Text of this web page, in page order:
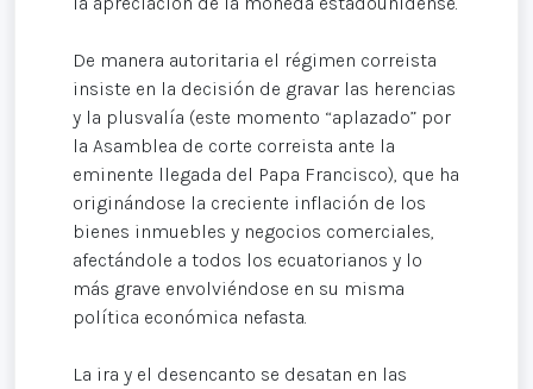
De manera autoritaria el régimen correista
insiste en la decisión de gravar las herencias
y la plusvalía (este momento “aplazado” por
la Asamblea de corte correista ante la
eminente llegada del Papa Francisco), que ha
originándose la creciente inflación de los
bienes inmuebles y negocios comerciales,
afectándole a todos los ecuatorianos y lo
más grave envolviéndose en su misma
política económica nefasta.
La ira y el desencanto se desatan en las